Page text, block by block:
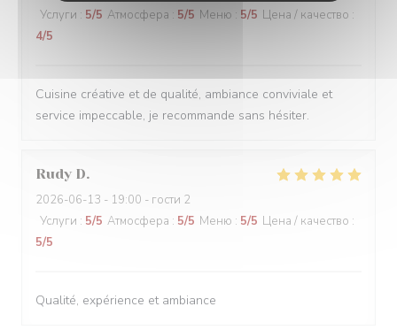
Услуги : 5/5 Атмосфера : 5/5 Меню : 5/5 Цена / качество :
4/5
Cuisine créative et de qualité, ambiance conviviale et
service impeccable, je recommande sans hésiter.
Rudy D
2026-06-13 - 19:00 - гости 2
Услуги : 5/5 Атмосфера : 5/5 Меню : 5/5 Цена / качество :
5/5
Qualité, expérience et ambiance